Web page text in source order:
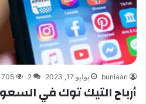
buniaan يوليو 17, 2023 2
705
أرباح التيك توك في